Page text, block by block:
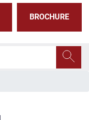
BROCHURE